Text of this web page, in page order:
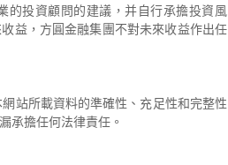
的投資顧問的建議，并自行承擔投資風
益，方圓金融集團不對未來收益作出任
站所載資料的準確性、充足性和完整性
承擔任何法律責任。